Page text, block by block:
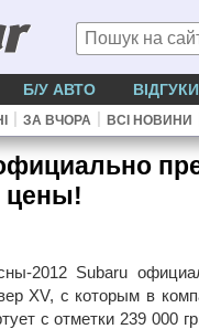
Б/У АВТО ВІДГУКИ
| ЗА ВЧОРА | ВСІ НОВИНИ
2012 Subaru
XV, с которым в
с отметки 239 000